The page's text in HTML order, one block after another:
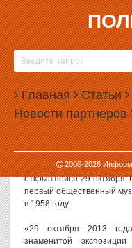
Главная Статьи
Новости партнеров
2000-2026
18.10.2013, 14:42
В
МОЛОДЕЖИ
В Екатеринбурге
который многие
явлений города
ликвидирован несколько
Отсчет своей истории
открывшейся 29 октября
первый общественный
в 1958 году.
«29 октября 2013
знаменитой